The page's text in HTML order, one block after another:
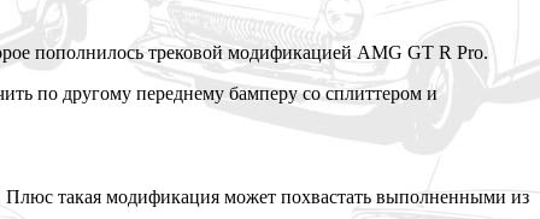
пополнилось трековой модификацией AMG GT R Pro.
по другому переднему бамперу со сплиттером и
такая модификация может похвастать выполненными из